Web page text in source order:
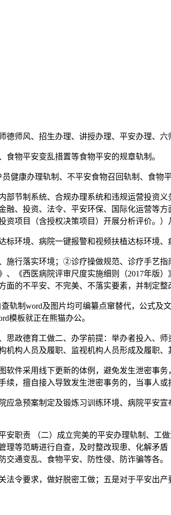
风、招生办理、讲授办理、平安办理、六
物平安变乱措置等食物平安的规章轨制。
康办理轨制、不平安食物召回轨制、食物
节制系统、合规办理系统和违规运营投资
、投资、法令、平安环保、国际化运营等
项目（含授权决策项目）开展分析评价。）
环境、病院一键报警和视频扶植达标环境、
行落实环境；②诊疗操做规范、诊疗手艺指
《西医病院评审尺度实施细则（2017年版
的不平安、不完美、不落实要素，并制定整
制word及图片均可编纂点窜替代，公式及
模板就正在熊猫办公。
德育工做二、办学前提：举办者投入、师
构人员及履职、监视机构人员形成及履职、
采用线下更新的体例，避免发生泄密事务
，擅自接入导致发生泄密事务的，当事人
预案制定及锻炼习训练环境、病院平安宣
责 （二）成立完美的平安办理轨制、工
等范畴进行自查，及时整改现患、化解矛
通变乱、食物平安、防性侵、防诈骗等各。
要求，做好脱密工做；五是对于平安出产